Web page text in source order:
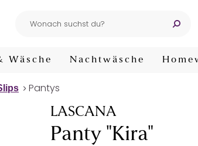
Wäsche Nachtwäsche
Pantys
LASCANA
Panty "Kira"